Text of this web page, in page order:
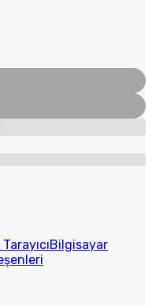
TarayıcıBilgisayar